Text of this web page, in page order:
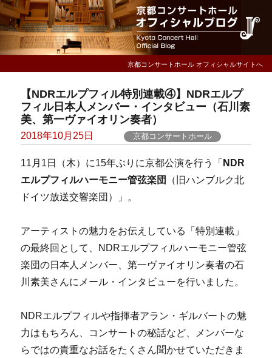
京都コンサートホール オフィシャルサイトへ
【NDRエルプフィル特別連載④】NDRエルプ
フィル日本人メンバー・インタビュー（石川素
美、第一ヴァイオリン奏者）
Posted
2018年10月25日 京都コンサートホール
11月1日（木）に15年ぶりに京都公演を行う「 NDR
エルプフィルハーモニー管弦楽団
（旧ハンブルク北
ドイツ放送交響楽団）」。
アーティストの魅力をお伝えしている「特別連載」
の最終回として、NDRエルプフィルハーモニー管弦
楽団の日本人メンバー、第一ヴァイオリン奏者の石
川素美さんにメール・インタビューを行いました。
NDRエルプフィルや指揮者アラン・ギルバートの魅
力はもちろん、コンサートの秘話など、メンバーな
らではの貴重なお話をたくさん聞かせていただきま